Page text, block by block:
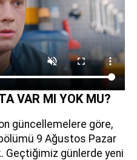
VAR MI YOK MU?
güncellemelere göre,
9 Ağustos Pazar
Geçtiğimiz günlerde yeni